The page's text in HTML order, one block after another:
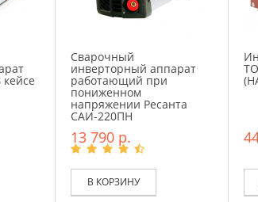
Сварочный
инверторный аппарат
работающий при
пониженном
напряжении Ресанта
САИ-220ПН
13 790 р.
В КОРЗИНУ